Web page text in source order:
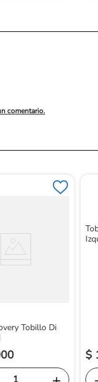
comentario.
Tobillo Di
$